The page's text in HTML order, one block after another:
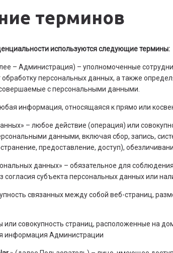
терминов
используются следующие термины:
– Администрация) – уполномоченные
персональных данных, а также
с персональными данными.
информация, относящаяся к прямо или
– любое действие (операция) или
данными, включая сбор, запись,
предоставление, доступ),
данных» – обязательное для
согласия субъекта персональных данных или
связанных между собой веб-страниц,
или совокупность страниц, расположенные на
информация Администрации